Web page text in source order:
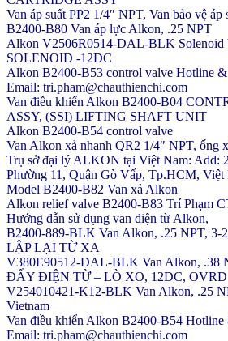
Van áp suất PP2 1/4″ NPT, Van bảo vệ áp
B2400-B80 Van áp lực Alkon, .25 NPT
Alkon V2506R0514-DAL-BLK Solenoid
SOLENOID -12DC
Alkon B2400-B53 control valve Hotline &
Email: tri.pham@chauthienchi.com
Van điều khiển Alkon B2400-B04
ASSY, (SSI) LIFTING SHAFT UNIT
Alkon B2400-B54 control valve
Van Alkon xả nhanh QR2 1/4″ NPT, ống
Trụ sở đại lý ALKON tại Việt Nam: Add:
Phường 11, Quận Gò Vấp, Tp.HCM, Việt
Model B2400-B82 Van xả Alkon
Alkon relief valve B2400-B83 Trí Phạm
Hướng dẫn sử dụng van điện từ Alkon,
B2400-889-BLK Van Alkon, .25 NPT,
LẬP LẠI TỪ XA
V380E90512-DAL-BLK Van Alkon, .38
ĐẨY ĐIỆN TỪ – LÒ XO, 12DC, OVRD
V254010421-K12-BLK Van Alkon, .25
Vietnam
Van điều khiển Alkon B2400-B54 Hotline
Email: tri.pham@chauthienchi.com